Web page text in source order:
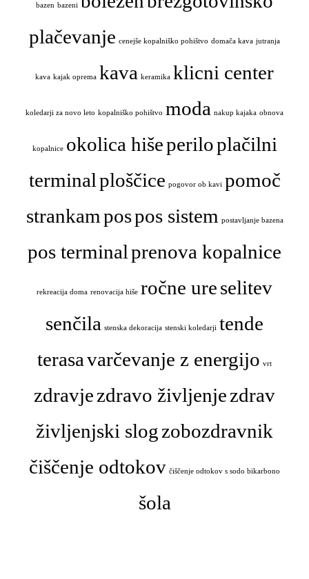
bazen bazeni
plačevanje cenejše kopalniško pohištvo domača kava jutranja
kava kajak oprema kava keramika klicni center
koledarji za novo leto kopalniško pohištvo moda nakup kajaka obnova
kopalnice okolica hišeperiloplačilni
terminalploščice pogovor ob kavi pomoč
strankampospos sistem postavljanje bazena
pos terminalprenova kopalnice
rekreacija doma renovacija hiše ročne ureselitev
senčila stenska dekoracija stenski koledarji tende
terasavarčevanje z energijo vrt
zdravjezdravo življenjezdrav
življenjski slogzobozdravnik
čiščenje odtokov čiščenje odtokov s sodo bikarbono
šola